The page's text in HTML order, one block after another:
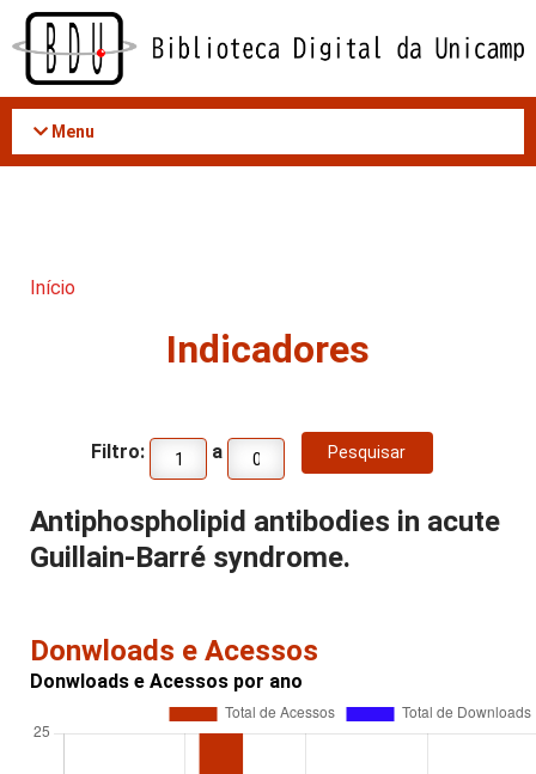
Acessar
conteúdo
Menu
Início
Indicadores
Filtro: a
Antiphospholipid antibodies in acute
Guillain-Barré syndrome.
Donwloads e Acessos
Donwloads e Acessos por ano